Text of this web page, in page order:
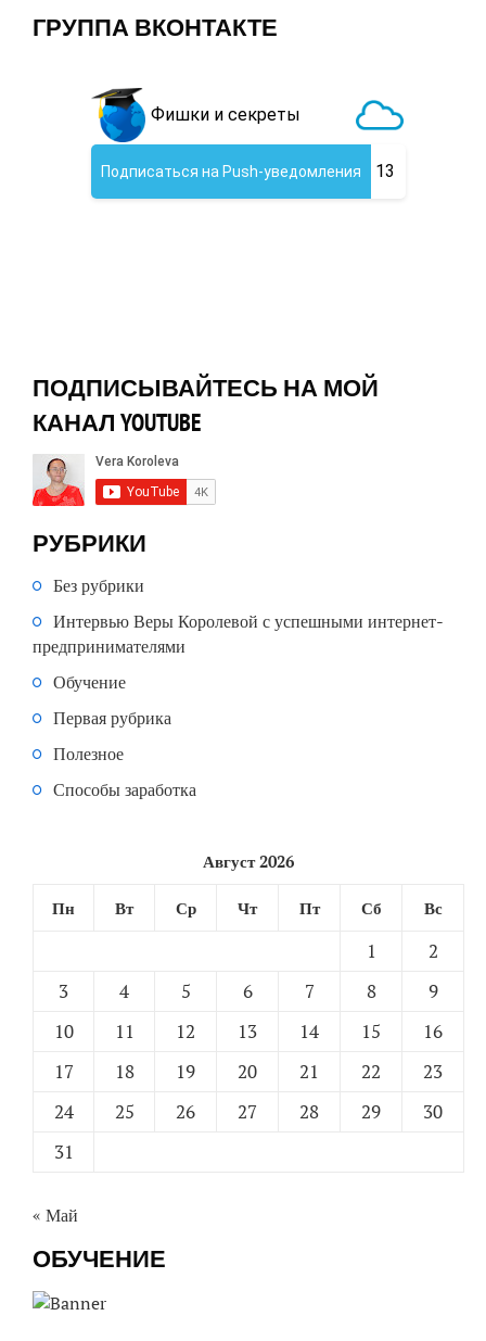
ГРУППА ВКОНТАКТЕ
ПОДПИСЫВАЙТЕСЬ НА МОЙ
КАНАЛ YOUTUBE
РУБРИКИ
Без рубрики
Интервью Веры Королевой с успешными интернет-
предпринимателями
Обучение
Первая рубрика
Полезное
Способы заработка
Август 2026
Пн Вт Ср Чт Пт Сб Вс
1
2
3
4 5 6 7 8
9
10
11 12 13 14 15
16
17
18 19 20 21 22
23
24
25 26 27 28 29
30
31
« Май
ОБУЧЕНИЕ